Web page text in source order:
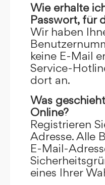
Wie erhalte
Passwort, für
Wir haben
keine E-Mail
Service-
dort an.
Was
Online?
Registrieren
Adresse. Alle
E-Mail-
eines Ihrer